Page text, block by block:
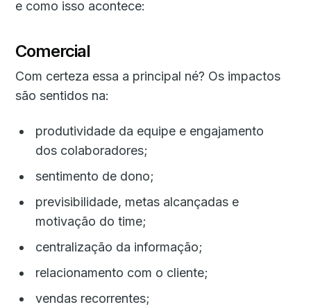
e como isso acontece:
Comercial
Com certeza essa a principal né? Os impactos
são sentidos na:
produtividade da equipe e engajamento
dos colaboradores;
sentimento de dono;
previsibilidade, metas alcançadas e
motivação do time;
centralização da informação;
relacionamento com o cliente;
vendas recorrentes;